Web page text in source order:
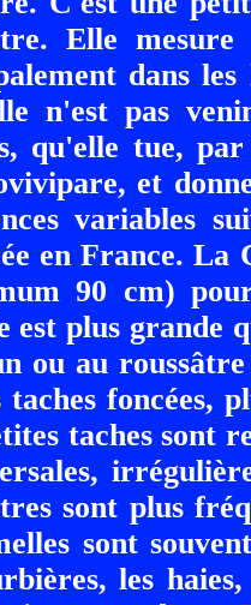
Elle
dans
n'est pas
qu'elle tue,
et
variables
en France. La
90 cm)
est plus grande
ou au
taches foncées,
taches sont
sont plus
sont
les